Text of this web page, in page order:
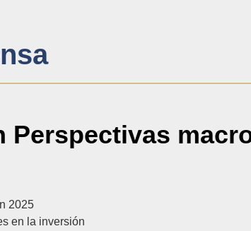
Perspectivas
2025
en la inversión